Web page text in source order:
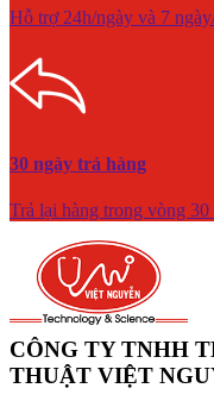
Hỗ trợ 24h/ngày và 7
30 ngày trả hàng
Trả lại hàng trong vòng 30
CÔNG TY TNHH
THUẬT VIỆT